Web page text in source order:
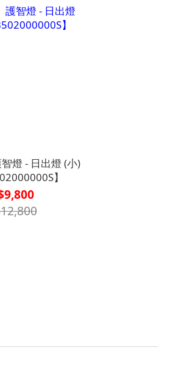
燈 - 日出燈 (小)
】